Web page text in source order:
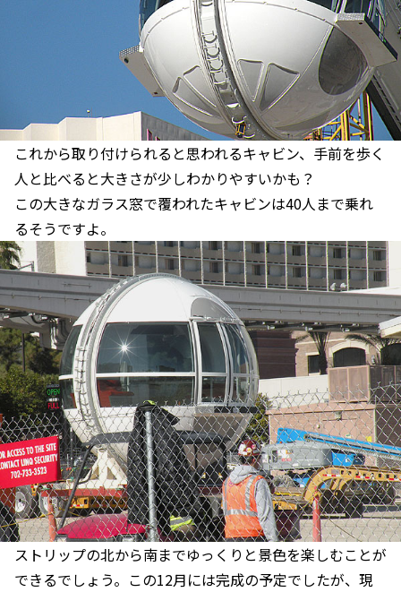
これから取り付けられると思われるキャビン、手前を歩く
人と比べると大きさが少しわかりやすいかも？
この大きなガラス窓で覆われたキャビンは40人まで乗れ
るそうですよ。
ストリップの北から南までゆっくりと景色を楽しむことが
できるでしょう。この12月には完成の予定でしたが、現